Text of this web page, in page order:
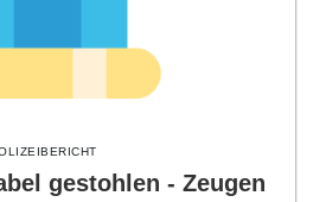
gestohlen - Zeugen